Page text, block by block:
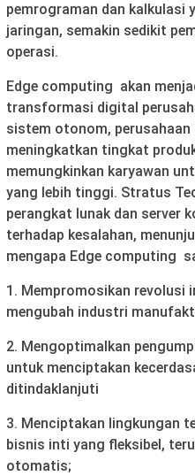
pemrograman dan kalkulasi
jaringan, semakin sedikit
operasi.
Edge computing akan
transformasi digital
sistem otonom, perusahaan
meningkatkan tingkat
memungkinkan karyawan
yang lebih tinggi. Stratus
perangkat lunak dan server
terhadap kesalahan,
mengapa Edge computing
1. Mempromosikan revolusi
mengubah industri
2. Mengoptimalkan
untuk menciptakan
ditindaklanjuti
3. Menciptakan lingkungan
bisnis inti yang fleksibel,
otomatis;